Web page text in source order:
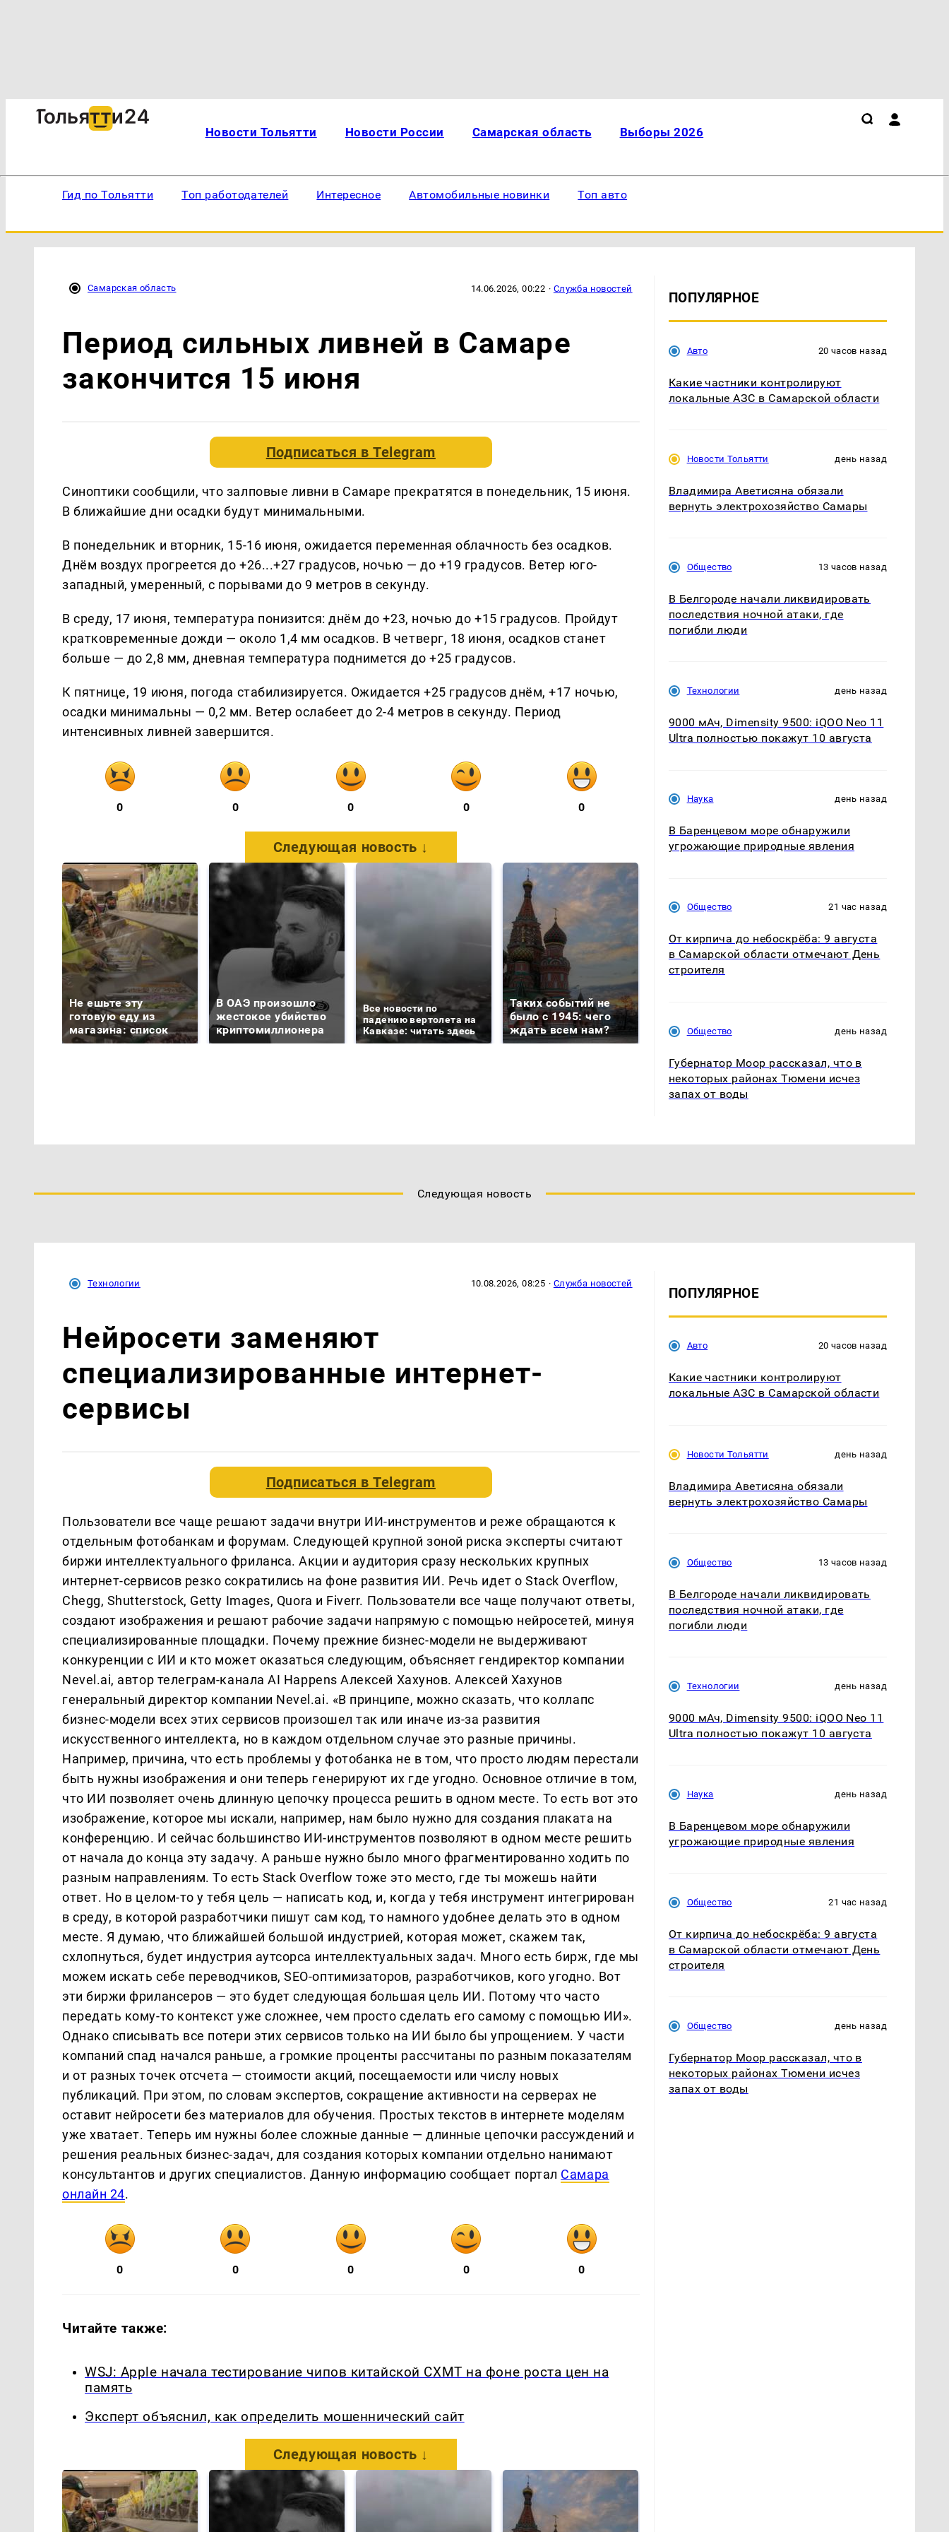
Новости Тольятти Новости России Самарская область Выборы 2026
Гид по Тольятти Топ работодателей Интересное Автомобильные новинки Топ авто
Самарская область 14.06.2026, 00:22 · Служба новостей
Период сильных ливней в Самаре
закончится 15 июня
Подписаться вTelegram
Синоптики сообщили, что залповые ливни в Самаре прекратятся в понедельник, 15 июня.
В ближайшие дни осадки будут минимальными.
В понедельник и вторник, 15-16 июня, ожидается переменная облачность без осадков.
Днём воздух прогреется до +26...+27 градусов, ночью — до +19 градусов. Ветер юго-
западный, умеренный, с порывами до 9 метров в секунду.
В среду, 17 июня, температура понизится: днём до +23, ночью до +15 градусов. Пройдут
кратковременные дожди — около 1,4 мм осадков. В четверг, 18 июня, осадков станет
больше — до 2,8 мм, дневная температура поднимется до +25 градусов.
К пятнице, 19 июня, погода стабилизируется. Ожидается +25 градусов днём, +17 ночью,
осадки минимальны — 0,2 мм. Ветер ослабеет до 2-4 метров в секунду. Период
интенсивных ливней завершится.
0 0 0 0 0
Следующая новость ↓
Не ешьте эту
готовую еду из
магазина: список
В ОАЭ произошло
жестокое убийство
криптомиллионера
Все новости по
падению вертолета на
Кавказе: читать здесь
Таких событий не
было с 1945: чего
ждать всем нам?
продукта: что купить?
подожгли.
ПОПУЛЯРНОЕ
Авто 20 часов назад
Какие частники контролируют
локальные АЗС в Самарской области
Новости Тольятти день назад
Владимира Аветисяна обязали
вернуть электрохозяйство Самары
Общество 13 часов назад
В Белгороде начали ликвидировать
последствия ночной атаки, где
погибли люди
Технологии день назад
9000 мАч, Dimensity 9500: iQOO Neo 11
Ultra полностью покажут 10 августа
Наука день назад
В Баренцевом море обнаружили
угрожающие природные явления
Общество 21 час назад
От кирпича до небоскрёба: 9 августа
в Самарской области отмечают День
строителя
Общество день назад
Губернатор Моор рассказал, что в
некоторых районах Тюмени исчез
запах от воды
Следующая новость
Технологии 10.08.2026, 08:25 · Служба новостей
Нейросети заменяют
специализированные интернет-
сервисы
Подписаться вTelegram
Пользователи все чаще решают задачи внутри ИИ-инструментов и реже обращаются к
отдельным фотобанкам и форумам. Следующей крупной зоной риска эксперты считают
биржи интеллектуального фриланса. Акции и аудитория сразу нескольких крупных
интернет-сервисов резко сократились на фоне развития ИИ. Речь идет о Stack Overflow,
Chegg, Shutterstock, Getty Images, Quora и Fiverr. Пользователи все чаще получают ответы,
создают изображения и решают рабочие задачи напрямую с помощью нейросетей, минуя
специализированные площадки. Почему прежние бизнес-модели не выдерживают
конкуренции с ИИ и кто может оказаться следующим, объясняет гендиректор компании
Nevel.ai, автор телеграм-канала AI Happens Алексей Хахунов. Алексей Хахунов
генеральный директор компании Nevel.ai. «В принципе, можно сказать, что коллапс
бизнес-модели всех этих сервисов произошел так или иначе из-за развития
искусственного интеллекта, но в каждом отдельном случае это разные причины.
Например, причина, что есть проблемы у фотобанка не в том, что просто людям перестали
быть нужны изображения и они теперь генерируют их где угодно. Основное отличие в том,
что ИИ позволяет очень длинную цепочку процесса решить в одном месте. То есть вот это
изображение, которое мы искали, например, нам было нужно для создания плаката на
конференцию. И сейчас большинство ИИ-инструментов позволяют в одном месте решить
от начала до конца эту задачу. А раньше нужно было много фрагментированно ходить по
разным направлениям. То есть Stack Overflow тоже это место, где ты можешь найти
ответ. Но в целом-то у тебя цель — написать код, и, когда у тебя инструмент интегрирован
в среду, в которой разработчики пишут сам код, то намного удобнее делать это в одном
месте. Я думаю, что ближайшей большой индустрией, которая может, скажем так,
схлопнуться, будет индустрия аутсорса интеллектуальных задач. Много есть бирж, где мы
можем искать себе переводчиков, SEO-оптимизаторов, разработчиков, кого угодно. Вот
эти биржи фрилансеров — это будет следующая большая цель ИИ. Потому что часто
передать кому-то контекст уже сложнее, чем просто сделать его самому с помощью ИИ».
Однако списывать все потери этих сервисов только на ИИ было бы упрощением. У части
компаний спад начался раньше, а громкие проценты рассчитаны по разным показателям
и от разных точек отсчета — стоимости акций, посещаемости или числу новых
публикаций. При этом, по словам экспертов, сокращение активности на серверах не
оставит нейросети без материалов для обучения. Простых текстов в интернете моделям
уже хватает. Теперь им нужны более сложные данные — длинные цепочки рассуждений и
решения реальных бизнес-задач, для создания которых компании отдельно нанимают
консультантов и других специалистов. Данную информацию сообщает портал Самара
онлайн 24.
0 0 0 0 0
Читайте также:
WSJ: Apple начала тестирование чипов китайской CXMT на фоне роста цен на
память
Эксперт объяснил, как определить мошеннический сайт
Следующая новость ↓
ПОПУЛЯРНОЕ
Авто 20 часов назад
Какие частники контролируют
локальные АЗС в Самарской области
Новости Тольятти день назад
Владимира Аветисяна обязали
вернуть электрохозяйство Самары
Общество 13 часов назад
В Белгороде начали ликвидировать
последствия ночной атаки, где
погибли люди
Технологии день назад
9000 мАч, Dimensity 9500: iQOO Neo 11
Ultra полностью покажут 10 августа
Наука день назад
В Баренцевом море обнаружили
угрожающие природные явления
Общество 21 час назад
От кирпича до небоскрёба: 9 августа
в Самарской области отмечают День
строителя
Общество день назад
Губернатор Моор рассказал, что в
некоторых районах Тюмени исчез
запах от воды